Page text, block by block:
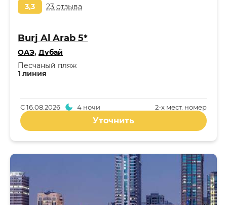
3,3 23 отзыва
Burj Al Arab 5*
ОАЭ, Дубай
1 линия
Песчаный пляж
2-x мест. номер
С16.08.2026 4 ночи
Уточнить